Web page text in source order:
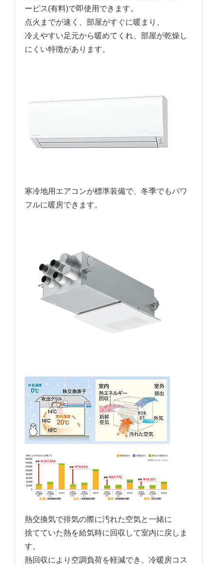
ービス(有料)で即使用できます。
点火までが速く、部屋がすぐに暖まり、
冷えやすい足元から暖めてくれ、部屋が乾燥し
にくい特徴があります。
寒冷地用エアコンが標準装備で、冬季でもパワ
フルに暖房できます。
熱交換気で排気の際に汚れた空気と一緒に
捨てていた熱を給気時に回収して室内に戻しま
す。
熱回収により空調負荷を軽減でき、冷暖房コス